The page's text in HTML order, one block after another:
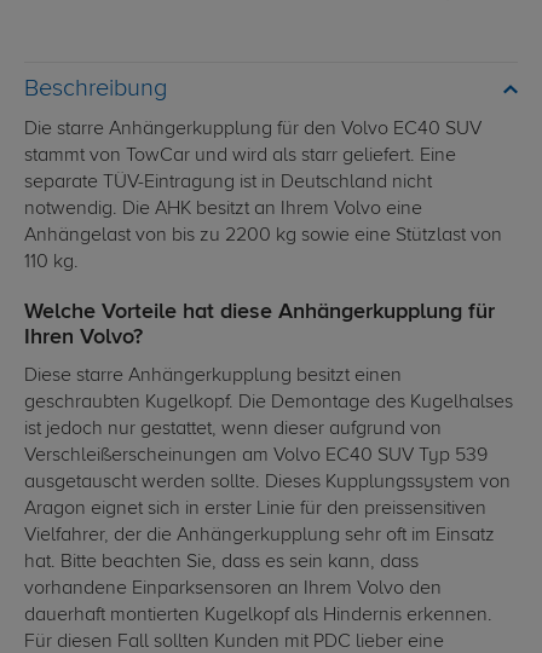
Beschreibung
Die starre Anhängerkupplung für den Volvo EC40 SUV
stammt von TowCar und wird als starr geliefert. Eine
separate TÜV-Eintragung ist in Deutschland nicht
notwendig. Die AHK besitzt an Ihrem Volvo eine
Anhängelast von bis zu 2200 kg sowie eine Stützlast von
110 kg.
Welche Vorteile hat diese Anhängerkupplung für
Ihren Volvo?
Diese starre Anhängerkupplung besitzt einen
geschraubten Kugelkopf. Die Demontage des Kugelhalses
ist jedoch nur gestattet, wenn dieser aufgrund von
Verschleißerscheinungen am Volvo EC40 SUV Typ 539
ausgetauscht werden sollte. Dieses Kupplungssystem von
Aragon eignet sich in erster Linie für den preissensitiven
Vielfahrer, der die Anhängerkupplung sehr oft im Einsatz
hat. Bitte beachten Sie, dass es sein kann, dass
vorhandene Einparksensoren an Ihrem Volvo den
dauerhaft montierten Kugelkopf als Hindernis erkennen.
Für diesen Fall sollten Kunden mit PDC lieber eine